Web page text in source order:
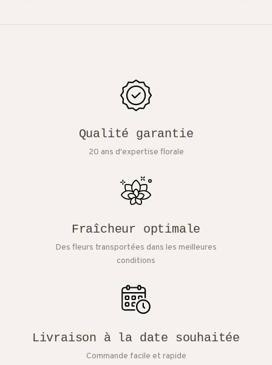
Qualité garantie
20 ans d'expertise florale
Fraîcheur optimale
Des fleurs transportées dans les meilleures
conditions
Livraison à la date souhaitée
Commande facile et rapide